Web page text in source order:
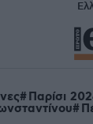
Παρίσι